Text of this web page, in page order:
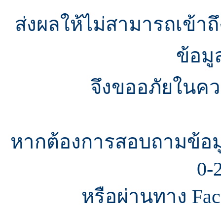
ส่งผลให้ไม่สามารถเข้า
ข้อมู
จึงขออภัยในค
หากต้องการสอบถามข้อ
0-
หรือผ่านทาง